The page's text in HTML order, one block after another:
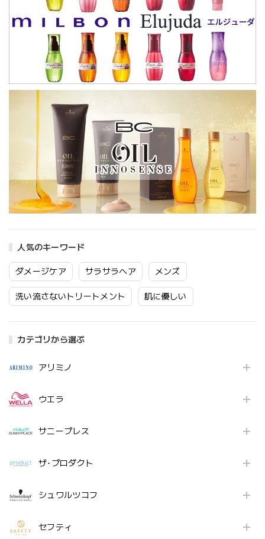
人気のキーワード
ダメージケア サラサラヘア メンズ
洗い流さないトリートメント 肌に優しい
カテゴリから選ぶ
アリミノ
ウエラ
サニープレス
ザ･プロダクト
シュワルツコフ
セフティ